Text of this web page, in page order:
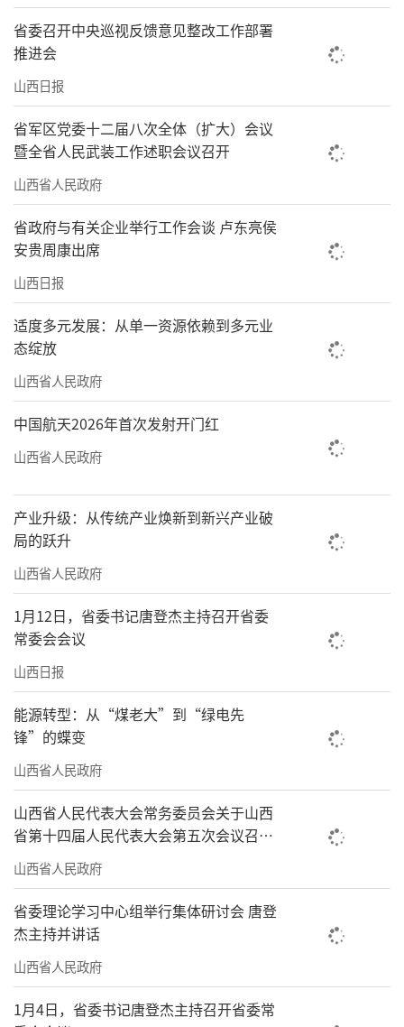
省委召开中央巡视反馈意见整改工作部署
推进会
山西日报
省军区党委十二届八次全体（扩大）会议
暨全省人民武装工作述职会议召开
山西省人民政府
省政府与有关企业举行工作会谈 卢东亮侯
安贵周康出席
山西日报
适度多元发展：从单一资源依赖到多元业
态绽放
山西省人民政府
中国航天2026年首次发射开门红
山西省人民政府
产业升级：从传统产业焕新到新兴产业破
局的跃升
山西省人民政府
1月12日，省委书记唐登杰主持召开省委
常委会会议
山西日报
能源转型：从“煤老大”到“绿电先
锋”的蝶变
山西省人民政府
山西省人民代表大会常务委员会关于山西
省第十四届人民代表大会第五次会议召开
时间的决定
山西省人民政府
省委理论学习中心组举行集体研讨会 唐登
杰主持并讲话
山西省人民政府
1月4日，省委书记唐登杰主持召开省委常